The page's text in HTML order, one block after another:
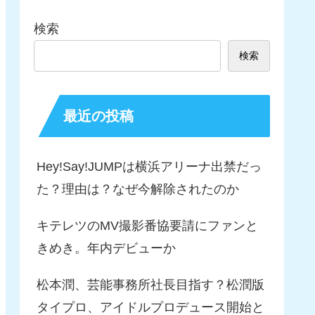
検索
検索
最近の投稿
Hey!Say!JUMPは横浜アリーナ出禁だっ
た？理由は？なぜ今解除されたのか
キテレツのMV撮影番協要請にファンと
きめき。年内デビューか
松本潤、芸能事務所社長目指す？松潤版
タイプロ、アイドルプロデュース開始と